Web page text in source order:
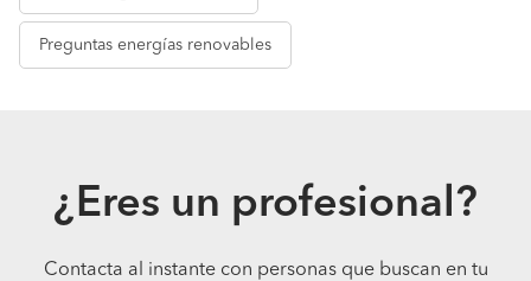
Preguntas energías renovables
¿Eres un profesional?
Contacta al instante con personas que buscan en tu